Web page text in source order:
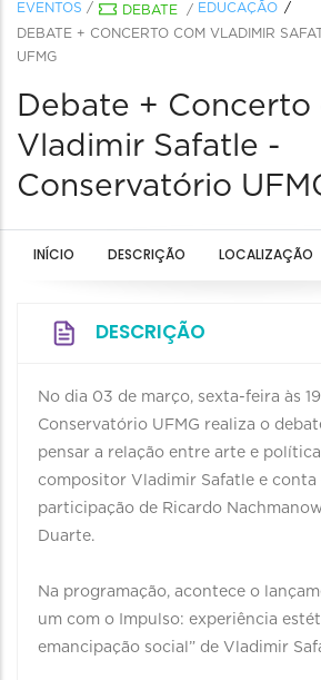
EVENTOS / DEBATE / EDUCAÇÃO
DEBATE + CONCERTO COM VLADIMIR
UFMG
Debate + Concerto
Vladimir Safatle -
Conservatório
INÍCIO DESCRIÇÃO LOCALIZAÇÃO
DESCRIÇÃO
No dia 03 de março, sexta-feira às
Conservatório UFMG realiza o
pensar a relação entre arte e
compositor Vladimir Safatle e conta
participação de Ricardo
Duarte.
Na programação, acontece o
um com o Impulso: experiência
emancipação social” de Vladimir